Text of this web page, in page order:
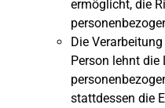
ermöglicht, die
Die
Person lehnt die
stattdessen die